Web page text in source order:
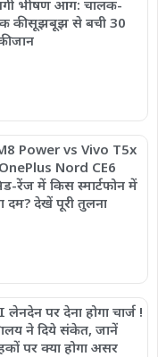
भीषण आग: चालक-
की सूझबूझ से बची 30
जान
Power vs Vivo T5x
Nord CE6
रेंज में किस स्मार्टफोन में
दम? देखें पूरी तुलना
पर देना होगा चार्ज !
ने दिये संकेत, जानें
पर क्या होगा असर